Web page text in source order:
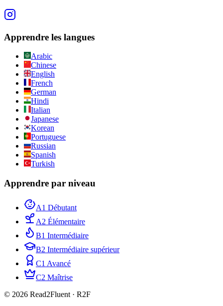
Apprendre les langues
Arabic
Chinese
English
French
German
Hindi
Italian
Japanese
Korean
Portuguese
Russian
Spanish
Turkish
Apprendre par niveau
A1 Débutant
A2 Élémentaire
B1 Intermédiaire
B2 Intermédiaire supérieur
C1 Avancé
C2 Maîtrise
© 2026 Read2Fluent · R2F